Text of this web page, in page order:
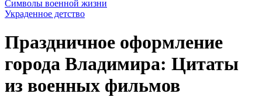
Символы военной жизни
Украденное детство
Праздничное оформление
города Владимира: Цитаты
из военных фильмов